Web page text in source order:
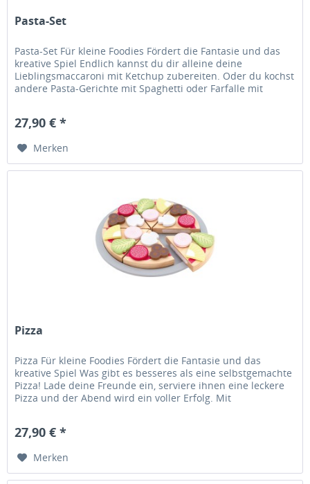
Pasta-Set
Pasta-Set Für kleine Foodies Fördert die Fantasie und das
kreative Spiel Endlich kannst du dir alleine deine
Lieblingsmaccaroni mit Ketchup zubereiten. Oder du kochst
andere Pasta-Gerichte mit Spaghetti oder Farfalle mit
27,90 € *
Merken
Pizza
Pizza Für kleine Foodies Fördert die Fantasie und das
kreative Spiel Was gibt es besseres als eine selbstgemachte
Pizza! Lade deine Freunde ein, serviere ihnen eine leckere
Pizza und der Abend wird ein voller Erfolg. Mit
27,90 € *
Merken